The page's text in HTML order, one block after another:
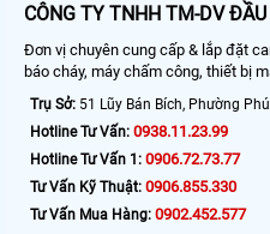
CÔNG TY TNHH TM-DV
Đơn vị chuyên cung cấp & lắp đặt
báo cháy, máy chấm công, thiết bị
Trụ Sở: 51 Lũy Bán Bích, Phường
Hotline Tư Vấn: 0938.11.23.99
Hotline Tư Vấn 1: 0906.72.73.77
Tư Vấn Kỹ Thuật: 0906.855.330
Tư Vấn Mua Hàng: 0902.452.577